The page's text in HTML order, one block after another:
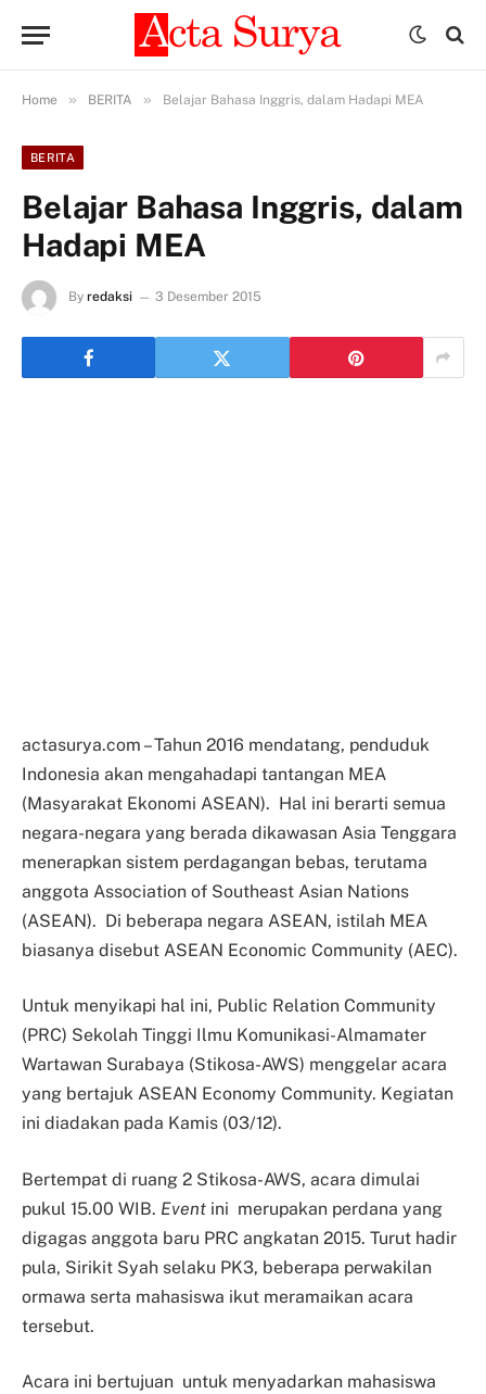
Home » BERITA » Belajar Bahasa Inggris, dalam Hadapi MEA
BERITA
Belajar Bahasa Inggris, dalam
Hadapi MEA
By redaksi 3 Desember 2015
actasurya.com – Tahun 2016 mendatang, penduduk
Indonesia akan mengahadapi tantangan MEA
(Masyarakat Ekonomi ASEAN). Hal ini berarti semua
negara-negara yang berada dikawasan Asia Tenggara
menerapkan sistem perdagangan bebas, terutama
anggota Association of Southeast Asian Nations
(ASEAN). Di beberapa negara ASEAN, istilah MEA
biasanya disebut ASEAN Economic Community (AEC).
Untuk menyikapi hal ini, Public Relation Community
(PRC) Sekolah Tinggi Ilmu Komunikasi-Almamater
Wartawan Surabaya (Stikosa-AWS) menggelar acara
yang bertajuk ASEAN Economy Community. Kegiatan
ini diadakan pada Kamis (03/12).
Bertempat di ruang 2 Stikosa-AWS, acara dimulai
pukul 15.00 WIB. Event ini merupakan perdana yang
digagas anggota baru PRC angkatan 2015. Turut hadir
pula, Sirikit Syah selaku PK3, beberapa perwakilan
ormawa serta mahasiswa ikut meramaikan acara
tersebut.
Acara ini bertujuan untuk menyadarkan mahasiswa